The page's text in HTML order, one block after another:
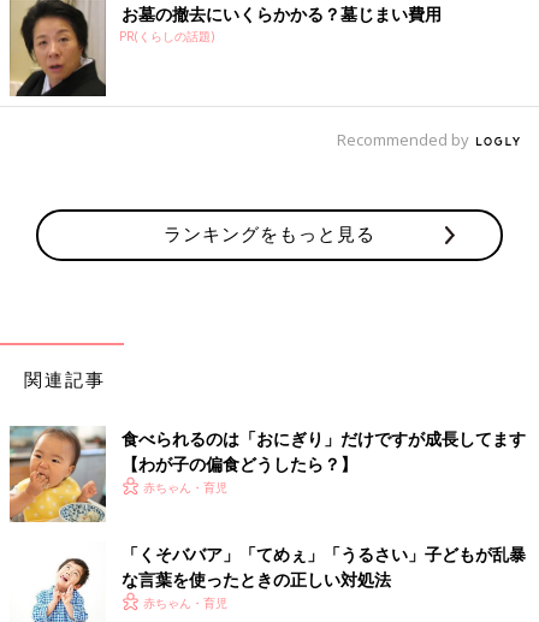
お墓の撤去にいくらかかる？墓じまい費用
PR(くらしの話題)
Recommended by
ランキングをもっと見る
関連記事
食べられるのは「おにぎり」だけですが成長してます
【わが子の偏食どうしたら？】
赤ちゃん・育児
「くそババア」「てめぇ」「うるさい」子どもが乱暴
な言葉を使ったときの正しい対処法
赤ちゃん・育児